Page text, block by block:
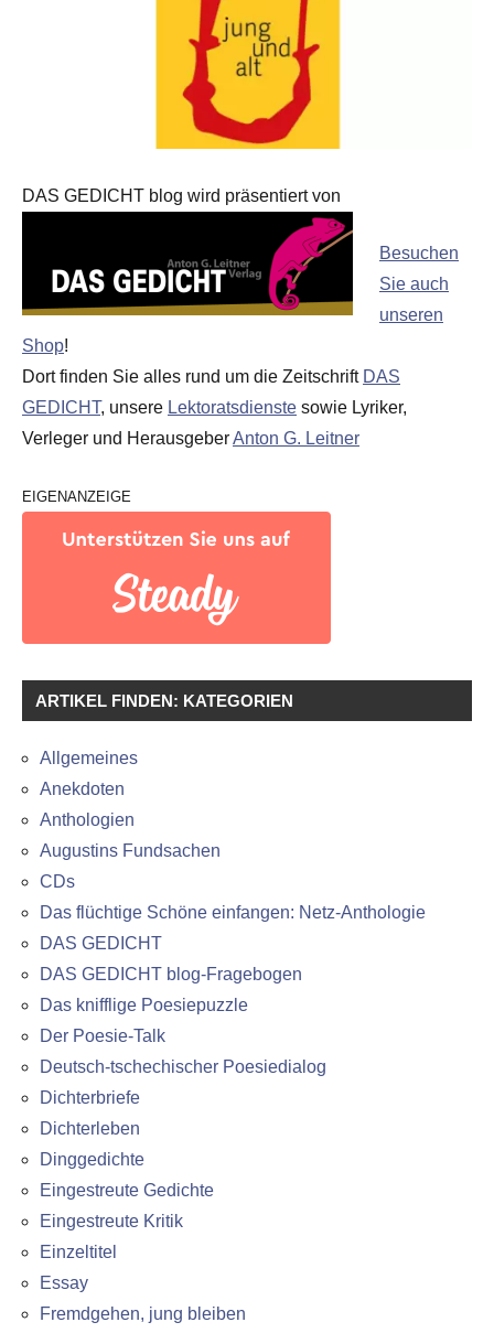
DAS GEDICHT blog wird präsentiert von
Besuchen
Sie auch
unseren
Shop!
Dort finden Sie alles rund um die Zeitschrift DAS
GEDICHT, unsere Lektoratsdienste sowie Lyriker,
Verleger und HerausgeberAnton G. Leitner
EIGENANZEIGE
ARTIKEL FINDEN: KATEGORIEN
Allgemeines
Anekdoten
Anthologien
Augustins Fundsachen
CDs
Das flüchtige Schöne einfangen: Netz-Anthologie
DAS GEDICHT
DAS GEDICHT blog-Fragebogen
Das knifflige Poesiepuzzle
Der Poesie-Talk
Deutsch-tschechischer Poesiedialog
Dichterbriefe
Dichterleben
Dinggedichte
Eingestreute Gedichte
Eingestreute Kritik
Einzeltitel
Essay
Fremdgehen, jung bleiben